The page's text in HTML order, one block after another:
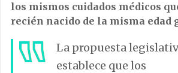
los mismos cuidados médicos
recién nacido de la misma edad
La propuesta
establece que los